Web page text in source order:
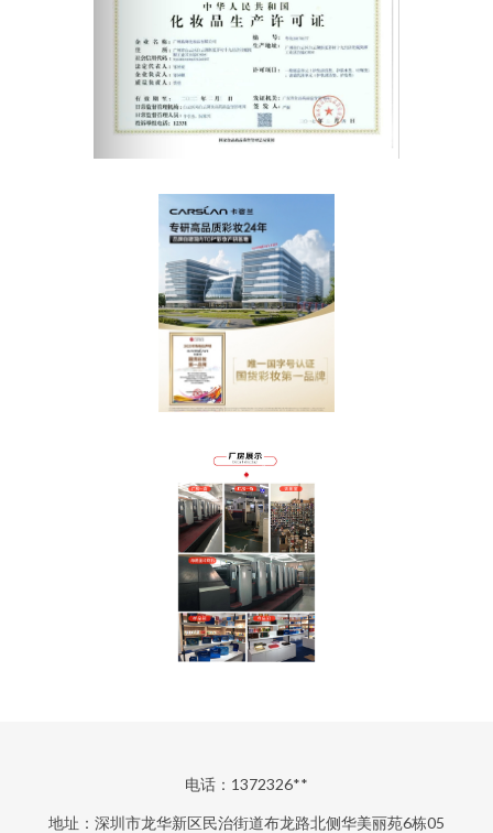
电话：1372326**
地址：深圳市龙华新区民治街道布龙路北侧华美丽苑6栋05